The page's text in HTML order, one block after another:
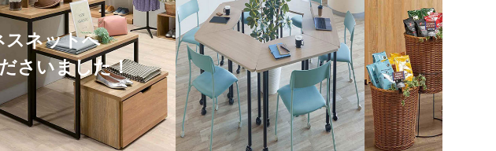
スネットへ
さいました！